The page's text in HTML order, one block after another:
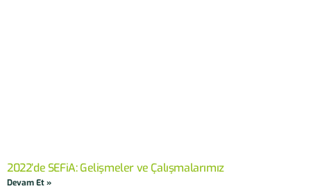
2022’de SEFiA: Gelişmeler ve Çalışmalarımız
Devam Et »